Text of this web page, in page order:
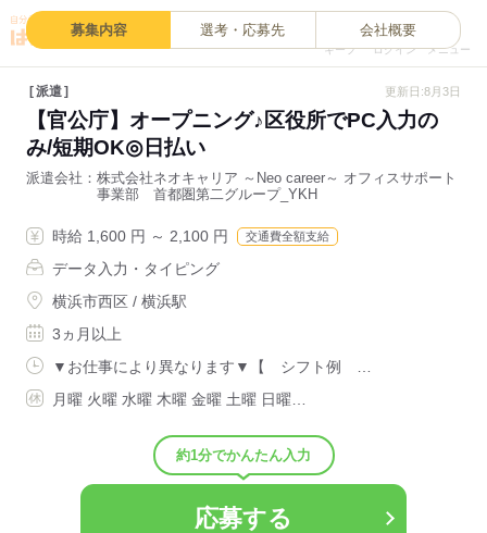
キープ ログイン メニュー
募集内容 選考・応募先 会社概要
派遣 更新日:8月3日
【官公庁】オープニング♪区役所でPC入力の
み/短期OK◎日払い
派遣会社
株式会社ネオキャリア ～Neo career～ オフィスサポート
事業部 首都圏第二グループ_YKH
時給 1,600 円 ～ 2,100 円 交通費全額支給
データ入力・タイピング
横浜市西区 / 横浜駅
3ヵ月以上
▼お仕事により異なります▼【 シフト例 …
月曜 火曜 水曜 木曜 金曜 土曜 日曜…
約1分でかんたん入力
応募する